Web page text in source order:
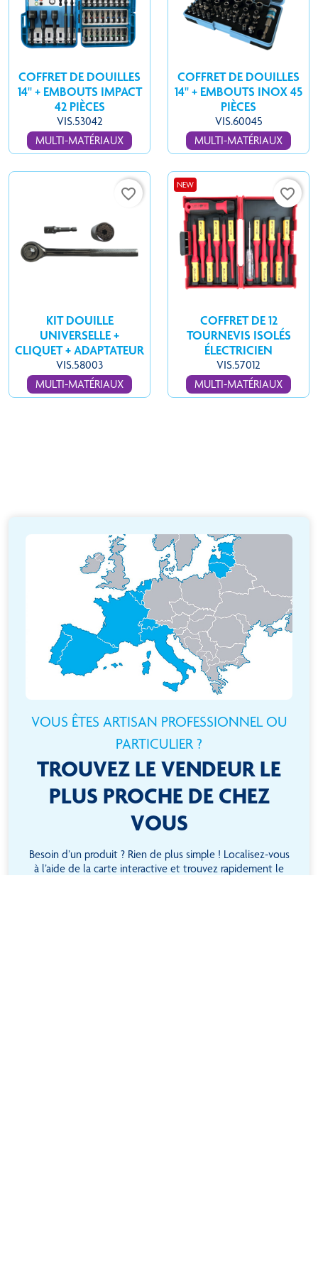
COFFRET DE DOUILLES
14'' + EMBOUTS IMPACT
42 PIÈCES
VIS.53042
MULTI-MATÉRIAUX
COFFRET DE DOUILLES
14'' + EMBOUTS INOX 45
PIÈCES
VIS.60045
MULTI-MATÉRIAUX
favorite_border
KIT DOUILLE
UNIVERSELLE +
CLIQUET + ADAPTATEUR
VIS.58003
MULTI-MATÉRIAUX
NEW
favorite_border
COFFRET DE 12
TOURNEVIS ISOLÉS
ÉLECTRICIEN
VIS.57012
MULTI-MATÉRIAUX
VOUS ÊTES ARTISAN PROFESSIONNEL OU
PARTICULIER ?
TROUVEZ LE VENDEUR LE
PLUS PROCHE DE CHEZ
VOUS
Besoin d’un produit ? Rien de plus simple ! Localisez-vous
à l’aide de la carte interactive et trouvez rapidement le
revendeur le plus proche !